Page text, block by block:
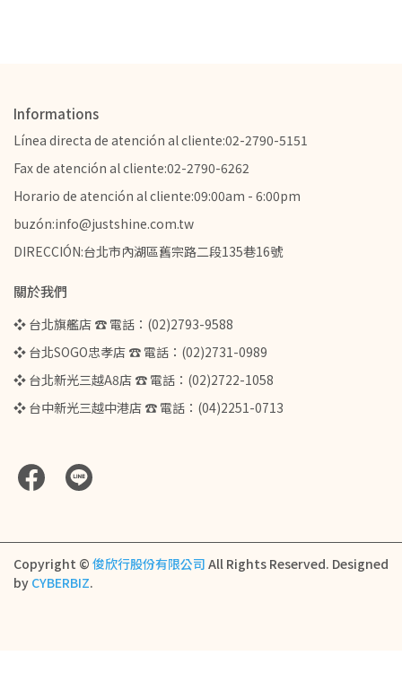
Informations
Línea directa de atención al cliente:02-2790-5151
Fax de atención al cliente:02-2790-6262
Horario de atención al cliente:09:00am - 6:00pm
buzón:info@justshine.com.tw
DIRECCIÓN:台北市內湖區舊宗路二段135巷16號
關於我們
❖ 台北旗艦店 ☎ 電話：(02)2793-9588
❖ 台北SOGO忠孝店 ☎ 電話：(02)2731-0989
❖ 台北新光三越A8店 ☎ 電話：(02)2722-1058
❖ 台中新光三越中港店 ☎ 電話：(04)2251-0713
Copyright © 俊欣行股份有限公司 All Rights Reserved. Designed
by CYBERBIZ.